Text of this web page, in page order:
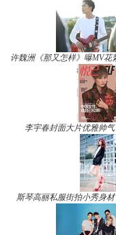
许魏洲《那又怎样》曝MV花
李宇春封面大片优雅帅
斯琴高丽私服街拍小秀身